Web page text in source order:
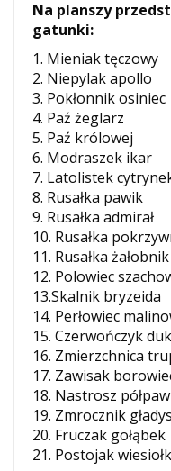
Na planszy
gatunki:
1. Mieniak tęczowy
2. Niepylak apollo
3. Pokłonnik osiniec
4. Paź żeglarz
5. Paź królowej
6. Modraszek ikar
7. Latolistek
8. Rusałka pawik
9. Rusałka admirał
10. Rusałka
11. Rusałka żałobnik
12. Polowiec
13.Skalnik bryzeida
14. Perłowiec
15. Czerwończyk
16. Zmierzchnica
17. Zawisak
18. Nastrosz
19. Zmrocznik
20. Fruczak gołąbek
21. Postojak